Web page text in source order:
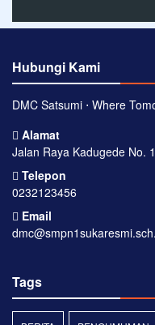
Hubungi Kami
DMC Satsumi ⋅ Where
Alamat
Jalan Raya Kadugede No.
Telepon
0232123456
Email
Tags